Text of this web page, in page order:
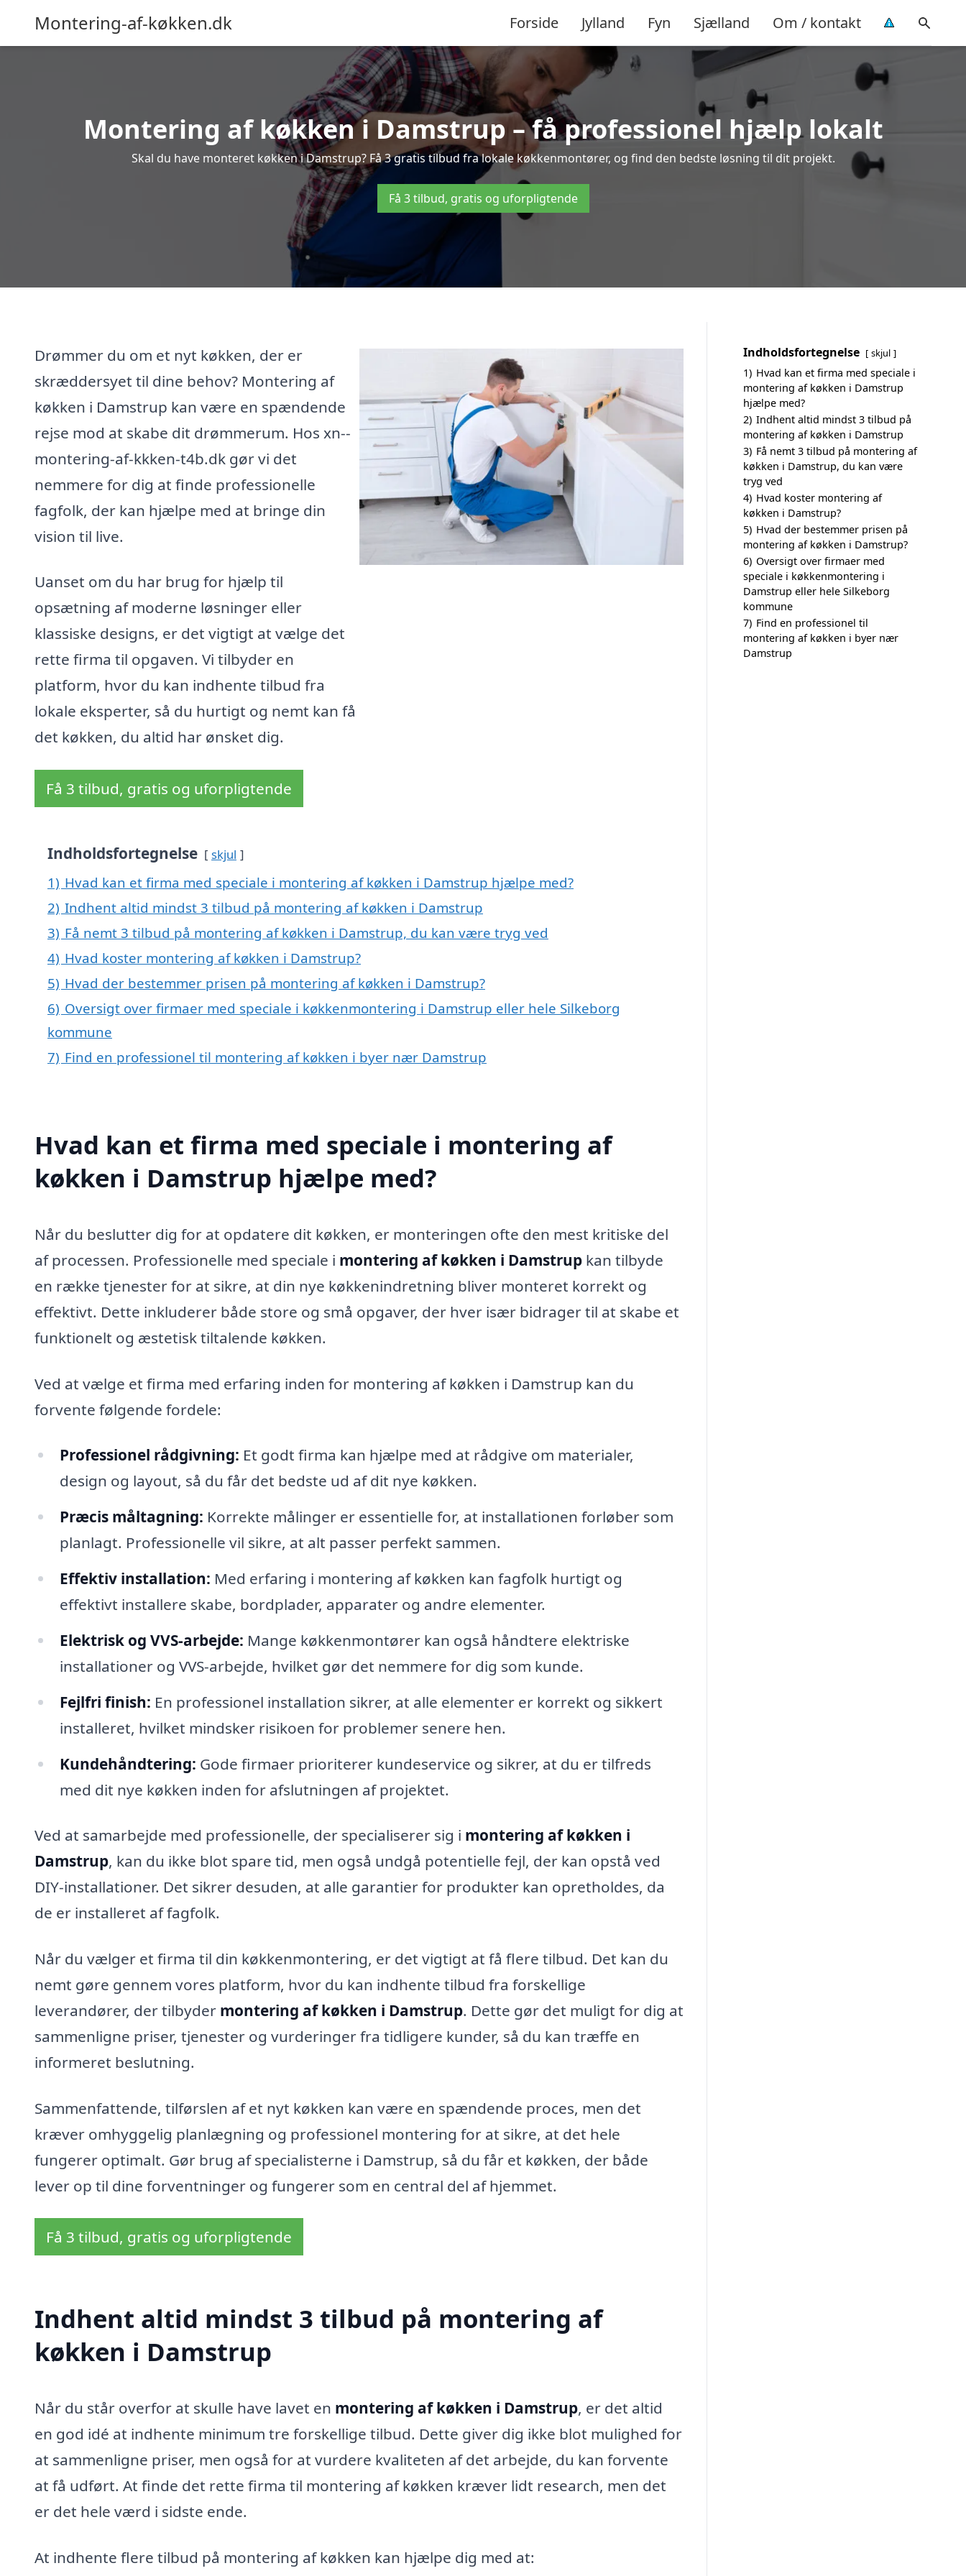
Montering-af-køkken.dk Forside Jylland Fyn Sjælland Om / kontakt
Montering af køkken i Damstrup – få professionel hjælp lokalt
Skal du have monteret køkken i Damstrup? Få 3 gratis tilbud fra lokale køkkenmontører, og find den bedste løsning til dit projekt.
Få 3 tilbud, gratis og uforpligtende
Drømmer du om et nyt køkken, der er
skræddersyet til dine behov? Montering af
køkken i Damstrup kan være en spændende
rejse mod at skabe dit drømmerum. Hos xn--
montering-af-kkken-t4b.dk gør vi det
nemmere for dig at finde professionelle
fagfolk, der kan hjælpe med at bringe din
vision til live.
Uanset om du har brug for hjælp til
opsætning af moderne løsninger eller
klassiske designs, er det vigtigt at vælge det
rette firma til opgaven. Vi tilbyder en
platform, hvor du kan indhente tilbud fra
lokale eksperter, så du hurtigt og nemt kan få
det køkken, du altid har ønsket dig.
Få 3 tilbud, gratis og uforpligtende
Indholdsfortegnelse skjul
1) Hvad kan et firma med speciale i montering af køkken i Damstrup hjælpe med?
2) Indhent altid mindst 3 tilbud på montering af køkken i Damstrup
3) Få nemt 3 tilbud på montering af køkken i Damstrup, du kan være tryg ved
4) Hvad koster montering af køkken i Damstrup?
5) Hvad der bestemmer prisen på montering af køkken i Damstrup?
6) Oversigt over firmaer med speciale i køkkenmontering i Damstrup eller hele Silkeborg
kommune
7) Find en professionel til montering af køkken i byer nær Damstrup
Hvad kan et firma med speciale i montering af
køkken i Damstrup hjælpe med?
Når du beslutter dig for at opdatere dit køkken, er monteringen ofte den mest kritiske del
af processen. Professionelle med speciale i montering af køkken i Damstrup kan tilbyde
en række tjenester for at sikre, at din nye køkkenindretning bliver monteret korrekt og
effektivt. Dette inkluderer både store og små opgaver, der hver især bidrager til at skabe et
funktionelt og æstetisk tiltalende køkken.
Ved at vælge et firma med erfaring inden for montering af køkken i Damstrup kan du
forvente følgende fordele:
Professionel rådgivning: Et godt firma kan hjælpe med at rådgive om materialer,
design og layout, så du får det bedste ud af dit nye køkken.
Præcis måltagning: Korrekte målinger er essentielle for, at installationen forløber som
planlagt. Professionelle vil sikre, at alt passer perfekt sammen.
Effektiv installation: Med erfaring i montering af køkken kan fagfolk hurtigt og
effektivt installere skabe, bordplader, apparater og andre elementer.
Elektrisk og VVS-arbejde: Mange køkkenmontører kan også håndtere elektriske
installationer og VVS-arbejde, hvilket gør det nemmere for dig som kunde.
Fejlfri finish: En professionel installation sikrer, at alle elementer er korrekt og sikkert
installeret, hvilket mindsker risikoen for problemer senere hen.
Kundehåndtering: Gode firmaer prioriterer kundeservice og sikrer, at du er tilfreds
med dit nye køkken inden for afslutningen af projektet.
Ved at samarbejde med professionelle, der specialiserer sig i montering af køkken i
Damstrup, kan du ikke blot spare tid, men også undgå potentielle fejl, der kan opstå ved
DIY-installationer. Det sikrer desuden, at alle garantier for produkter kan opretholdes, da
de er installeret af fagfolk.
Når du vælger et firma til din køkkenmontering, er det vigtigt at få flere tilbud. Det kan du
nemt gøre gennem vores platform, hvor du kan indhente tilbud fra forskellige
leverandører, der tilbyder montering af køkken i Damstrup. Dette gør det muligt for dig at
sammenligne priser, tjenester og vurderinger fra tidligere kunder, så du kan træffe en
informeret beslutning.
Sammenfattende, tilførslen af et nyt køkken kan være en spændende proces, men det
kræver omhyggelig planlægning og professionel montering for at sikre, at det hele
fungerer optimalt. Gør brug af specialisterne i Damstrup, så du får et køkken, der både
lever op til dine forventninger og fungerer som en central del af hjemmet.
Få 3 tilbud, gratis og uforpligtende
Indhent altid mindst 3 tilbud på montering af
køkken i Damstrup
Når du står overfor at skulle have lavet en montering af køkken i Damstrup, er det altid
en god idé at indhente minimum tre forskellige tilbud. Dette giver dig ikke blot mulighed for
at sammenligne priser, men også for at vurdere kvaliteten af det arbejde, du kan forvente
at få udført. At finde det rette firma til montering af køkken kræver lidt research, men det
er det hele værd i sidste ende.
At indhente flere tilbud på montering af køkken kan hjælpe dig med at:
Indholdsfortegnelse skjul
1) Hvad kan et firma med speciale i
montering af køkken i Damstrup
hjælpe med?
2) Indhent altid mindst 3 tilbud på
montering af køkken i Damstrup
3) Få nemt 3 tilbud på montering af
køkken i Damstrup, du kan være
tryg ved
4) Hvad koster montering af
køkken i Damstrup?
5) Hvad der bestemmer prisen på
montering af køkken i Damstrup?
6) Oversigt over firmaer med
speciale i køkkenmontering i
Damstrup eller hele Silkeborg
kommune
7) Find en professionel til
montering af køkken i byer nær
Damstrup